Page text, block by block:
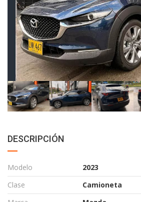
DESCRIPCIÓN
Modelo
2023
Clase
Camioneta